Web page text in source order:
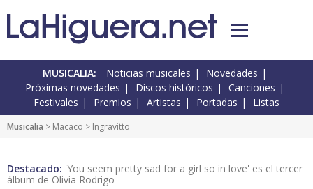
MUSICALIA: Noticias musicales
Novedades
Próximas novedades
Discos históricos
Canciones
Festivales
Premios Artistas Portadas Listas
Musicalia > Macaco > Ingravitto
Destacado: 'You seem pretty sad for a girl so in love' es el tercer
álbum de Olivia Rodrigo